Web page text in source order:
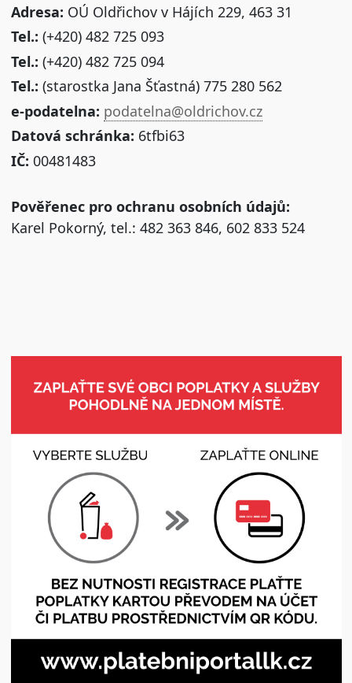
Adresa: OÚ Oldřichov v Hájích 229, 463 31
Tel.: (+420) 482 725 093
Tel.: (+420) 482 725 094
Tel.: (starostka Jana Šťastná) 775 280 562
e-podatelna: podatelna@oldrichov.cz
Datová schránka: 6tfbi63
IČ: 00481483
Pověřenec pro ochranu osobních údajů:
Karel Pokorný, tel.: 482 363 846, 602 833 524